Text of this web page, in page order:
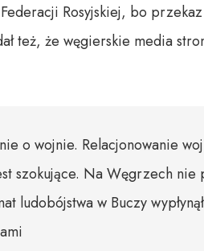
Rosyjskiej, bo
też, że węgierskie media
o wojnie. Relacjonowanie
szokujące. Na Węgrzech nie
ludobójstwa w Buczy